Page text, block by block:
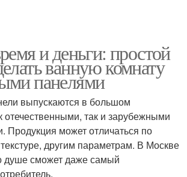
и деньги: простой
ванную комнату
панелями
выпускаются в большом
отечественными, так и зарубежными
Продукция может отличаться по
другим параметрам. В Москве
душе сможет даже самый